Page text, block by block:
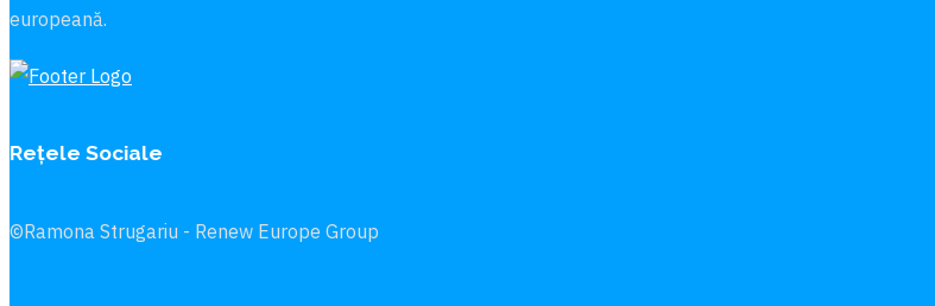
europeană.
Rețele Sociale
©Ramona Strugariu - Renew Europe Group